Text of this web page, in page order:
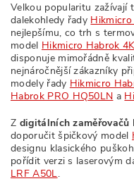
Velkou popularitu zažívají
dalekohledy řady
nejlepšímu, co trh s
model Hikmicro Habrok
disponuje mimořádně
nejnáročnější zákazníky
modely řady Hikmicro
Habrok PRO HQ50LN a
Z digitálních zaměřovačů
doporučit špičkový model
designu klasického
pořídit verzi s laserovým
LRF A50L.